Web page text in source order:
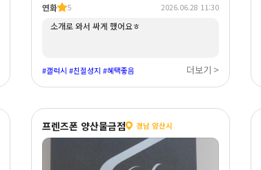
연화 5 2026.06.28 11:30
소개로 와서 싸게 했어요ㅎ
#갤럭시 #친절성지 #혜택좋음 더보기 >
프렌즈폰 양산물금점 경남 양산시